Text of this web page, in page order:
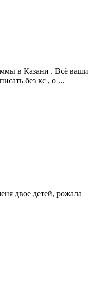
в Казани . Всё ваши
без кс , о ...
двое детей, рожала